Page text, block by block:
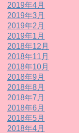
2019年4月
2019年3月
2019年2月
2019年1月
2018年12月
2018年11月
2018年10月
2018年9月
2018年8月
2018年7月
2018年6月
2018年5月
2018年4月